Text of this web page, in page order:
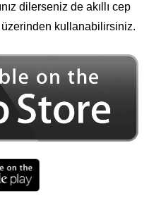
dilerseniz de akıllı cep
üzerinden kullanabilirsiniz.